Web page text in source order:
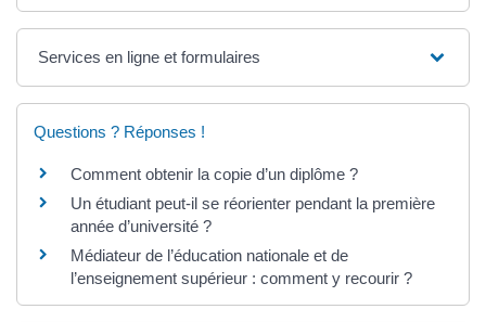
Services en ligne et formulaires
Questions ? Réponses !
Comment obtenir la copie d’un diplôme ?
Un étudiant peut-il se réorienter pendant la première
année d’université ?
Médiateur de l’éducation nationale et de
l’enseignement supérieur : comment y recourir ?